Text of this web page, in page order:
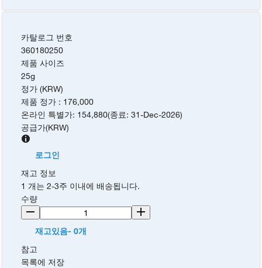
카탈로그 번호
360180250
제품 사이즈
25g
정가 (KRW)
제품 정가 : 176,000
온라인 특별가: 154,880(종료:31-Dec-2026)
공급가(KRW)
로그인
재고 정보
1 개는 2-3주 이내에 배송됩니다.
수량
재고있음- 0개
참고
목록에 저장